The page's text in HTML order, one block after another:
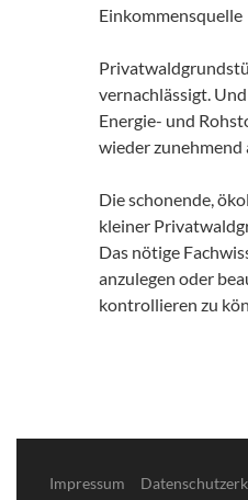
Einkommensquelle
vernachlässigt.
Energie- und
wieder
Die schonende,
kleiner
Das nötige
anzulegen oder
kontrollieren zu
Impressum